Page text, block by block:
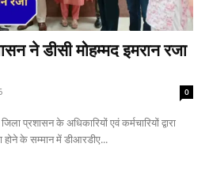
ने डीसी मोहम्मद इमरान रजा
0
प्रशासन के अधिकारियों एवं कर्मचारियों द्वारा
होने के सम्मान में डीआरडीए...